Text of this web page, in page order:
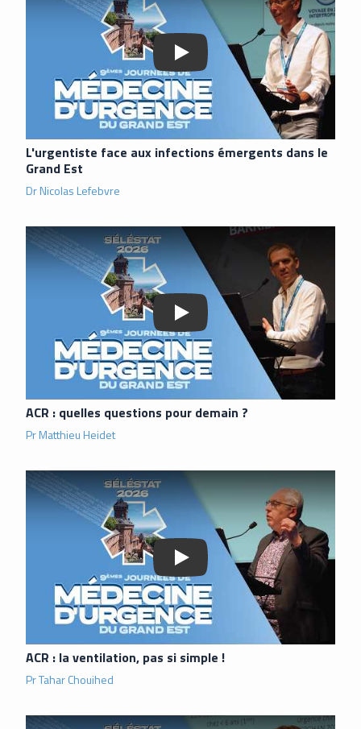
L'urgentiste face aux infections émergents dans le
Grand Est
Dr Nicolas Lefebvre
Lancer la vidéo
ACR : quelles questions pour demain ?
Pr Matthieu Heidet
Lancer la vidéo
ACR : la ventilation, pas si simple !
Pr Tahar Chouihed
Lancer la vidéo